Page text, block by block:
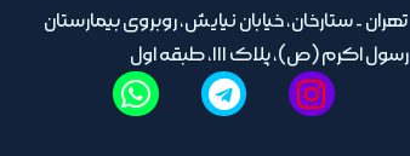
تهران - ستارخان، خیابان نیایش، روبروی بیمارستان
رسول اکرم (ص)، پلاک ۱۱۱، طبقه اول